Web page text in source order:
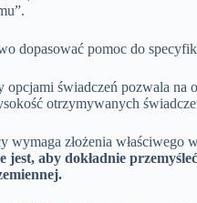
dopasować pomoc do
opcjami świadczeń pozwala
otrzymywanych
wymaga złożenia właściwego
jest, aby dokładnie